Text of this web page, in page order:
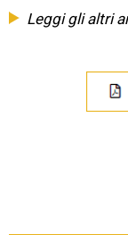
Leggi gli altri